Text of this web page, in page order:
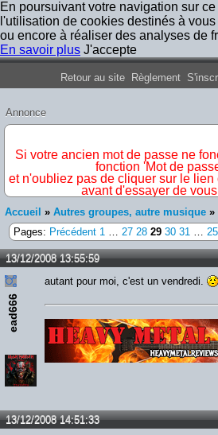
En poursuivant votre navigation sur
l'utilisation de cookies destinés à
ou encore à réaliser des analyses de
En savoir plus J'accepte
Forum Iron
Retour au site Règlement
Annonce
Si votre ancien mot de passe ne
fonction 'Mot de
et n'oubliez pas de cliquer sur le
avant d'essayer de
Accueil » Autres groupes, autre musique »
Pages: Précédent 1 … 27 28 29 30 31 …
13/12/2008 13:55:59
ead666
autant pour moi, c'est un vendredi.
13/12/2008 14:51:33